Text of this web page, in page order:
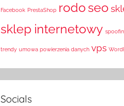
Facebook PrestaShop rodo seo
sklep internetowy
trendy umowa powierzenia danych vps
Socials